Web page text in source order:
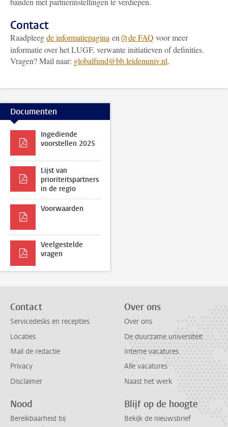
Contact
Raadpleegde informatiepagina en de FAQ voor meer
informatie over het LUGF, verwante initiatieven of definities.
Vragen? Mail naar: globalfund@bb.leidenuniv.nl.
Documenten
Ingediende
voorstellen 2025
Lijst van
prioriteitspartners
in de regio
Voorwaarden
Veelgestelde
vragen
Contact
Servicedesks en recepties
Locaties
Mail de redactie
Privacy
Disclaimer
Over ons
Over ons
De duurzame universiteit
Interne vacatures
Alle vacatures
Naast het werk
Nood
Bereikbaarheid bij
Blijf op de hoogte
Bekijk de nieuwsbrief